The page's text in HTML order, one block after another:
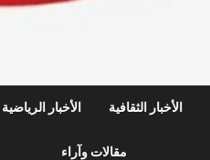
الأخبار الثقافية الأخبار الرياضية
مقالات وآراء